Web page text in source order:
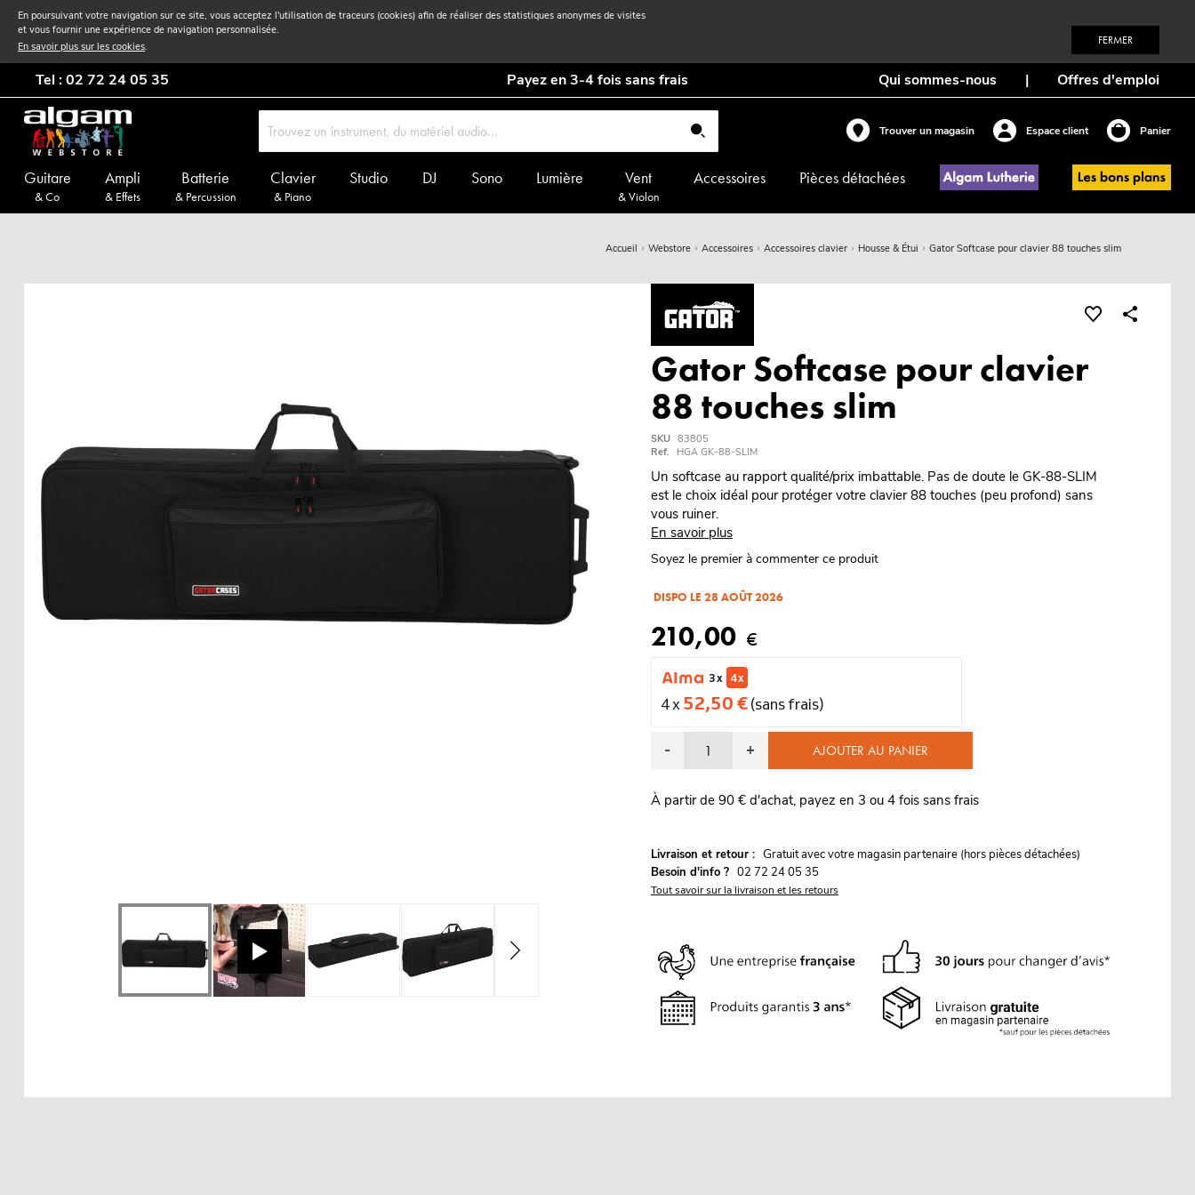
En poursuivant votre navigation sur ce site, vous acceptez l'utilisation de traceurs (cookies) afin de réaliser des statistiques anonymes de visites
et vous fournir une expérience de navigation personnalisée.
En savoir plus sur les cookies. FERMER
Tel : 02 72 24 05 35 Payez en 3-4 fois sans frais Qui sommes-nous | Offres d'emploi
Trouver un magasin Espace client Panier
Guitare
& Co
Ampli
& Effets
Batterie
& Percussion
Clavier
& Piano
Studio DJ Sono Lumière Vent
& Violon
Accessoires Pièces détachées
Accueil Webstore Accessoires Accessoires clavier Housse & Étui Gator Softcase pour clavier 88 touches slim
Gator Softcase pour clavier
88 touches slim
SKU 83805
Ref.
HGA GK-88-SLIM
Un softcase au rapport qualité/prix imbattable. Pas de doute le GK-88-SLIM
est le choix idéal pour protéger votre clavier 88 touches (peu profond) sans
vous ruiner.
En savoir plus
Soyez le premier à commenter ce produit
DISPO LE 28 AOÛT 2026
210,00 €
3 x 4 x
4 x 52,50 €(sans frais)
- + AJOUTER AU PANIER
À partir de 90 € d'achat, payez en 3 ou 4 fois sans frais
Livraison et retour : Gratuit avec votre magasin partenaire (hors pièces détachées)
Besoin d'info ? 02 72 24 05 35
Tout savoir sur la livraison et les retours